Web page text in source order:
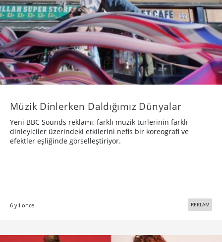
Müzik Dinlerken Daldığımız Dünyalar
Yeni BBC Sounds reklamı, farklı müzik türlerinin farklı
dinleyiciler üzerindeki etkilerini nefis bir koreografi ve
efektler eşliğinde görselleştiriyor.
6 yıl önce REKLAM